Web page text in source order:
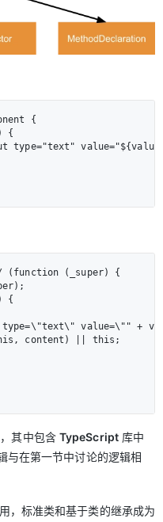
{
{
(function (_super) {
{
value=\"" +
content) || this;
其中包含 TypeScript库中
与在第一节中讨论的逻辑相
，标准类和基于类的继承成为